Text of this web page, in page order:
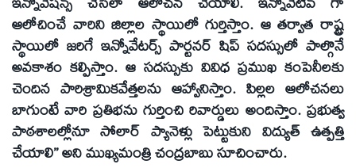
ఆలోచించే వారిని జిల్లాల స్థాయిలో గుర్తిస్తాం. ఆ తర్వాత రాష్ట్ర
స్థాయిలో జరిగే ఇన్నోవేటర్స్‌ పార్టనర్‌ షిప్‌ సదస్సులో పాల్గొనే
అవకాశం కల్పిస్తాం. ఆ సదస్సుకు వివిధ ప్రముఖ కంపెనీలకు
చెందిన పారిశ్రామికవేత్తలను ఆహ్వానిస్తాం. పిల్లల ఆలోచనలు
బాగుంటే వారి ప్రతిభను గుర్తించి రివార్డులు అందిస్తాం. ప్రభుత్వ
పాఠశాలల్లోనూ సోలార్‌ ప్యానెళ్లు పెట్టుకుని విద్యుత్‌ ఉత్పత్తి
చేయాలి’’ అని ముఖ్యమంత్రి చంద్రబాబు సూచించారు.